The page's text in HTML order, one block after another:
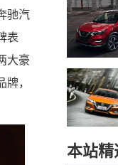
驰汽
表
大豪
，
本站精